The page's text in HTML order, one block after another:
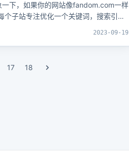
一下，如果你的网站像fandom.com一样
子站专注优化一个关键词，搜索引擎
2023-09-19
17 18